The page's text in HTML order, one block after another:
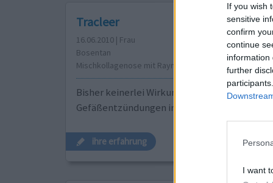
If you wish
sensitive
confirm
continue
information
further
I want
Tracleer
16.06.2010 | Frau
Bosentan
Mischkollagenose mit Raynaultsyndrom
Bisher keinerlei Wirkung gegen meine
Gefäßentzündungen in Fingern und Zehen!
ihre erfahrung